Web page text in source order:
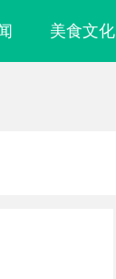
美食文化